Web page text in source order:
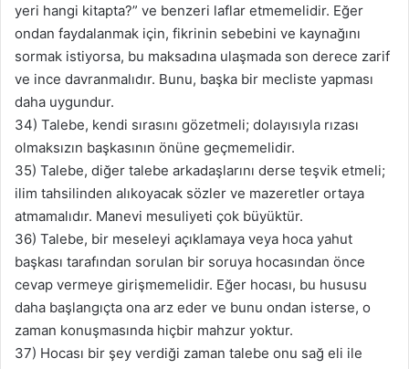
yeri hangi kitapta?” ve benzeri laflar etmemelidir. Eğer
ondan faydalanmak için, fikrinin sebebini ve kaynağını
sormak istiyorsa, bu maksadına ulaşmada son derece zarif
ve ince davranmalıdır. Bunu, başka bir mecliste yapması
daha uygundur.
34) Talebe, kendi sırasını gözetmeli; dolayısıyla rızası
olmaksızın başkasının önüne geçmemelidir.
35) Talebe, diğer talebe arkadaşlarını derse teşvik etmeli;
ilim tahsilinden alıkoyacak sözler ve mazeretler ortaya
atmamalıdır. Manevi mesuliyeti çok büyüktür.
36) Talebe, bir meseleyi açıklamaya veya hoca yahut
başkası tarafından sorulan bir soruya hocasından önce
cevap vermeye girişmemelidir. Eğer hocası, bu hususu
daha başlangıçta ona arz eder ve bunu ondan isterse, o
zaman konuşmasında hiçbir mahzur yoktur.
37) Hocası bir şey verdiği zaman talebe onu sağ eli ile